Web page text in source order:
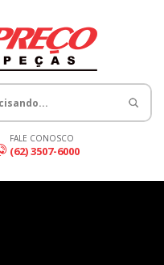
FALE CONOSCO
(62) 3507-6000